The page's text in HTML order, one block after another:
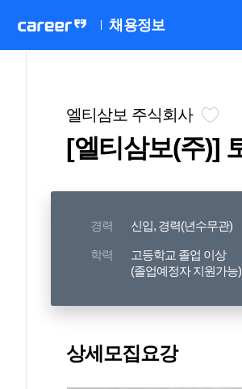
채용정보
엘티삼보 주식회사
[엘티삼보(주)]
경력 신입, 경력(년수무관)
학력
고등학교 졸업 이상
(졸업예정자 지원가능)
상세모집요강